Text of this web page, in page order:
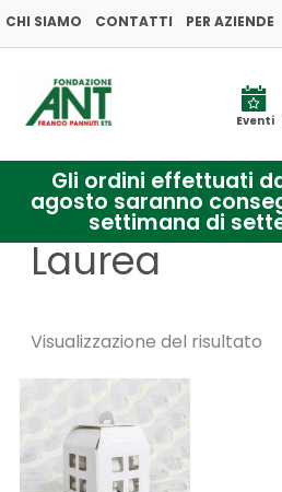
Vai
al
contenuto
CHI SIAMO CONTATTI PER AZIENDE
Eventi
Gli ordini effettuati
agosto saranno
settimana di
Laurea
Visualizzazione del risultato